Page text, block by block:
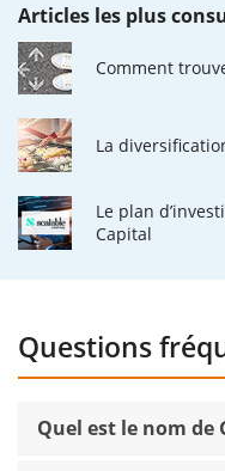
Articles les plus
Comment
La
Le plan
Capital
Questions
Quel est le nom de